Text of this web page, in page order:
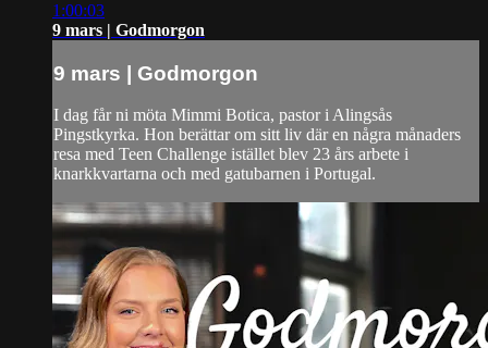
1:00:03
9 mars | Godmorgon
9 mars | Godmorgon
I dag får ni möta Mimmi Botica, pastor i Alingsås
Pingstkyrka. Hon berättar om sitt liv där en några månaders
resa med Teen Challenge istället blev 23 års arbete i
knarkkvartarna och med gatubarnen i Portugal.